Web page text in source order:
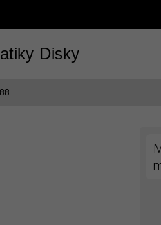
Disky